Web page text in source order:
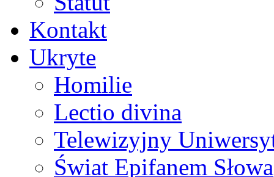
Kontakt
Ukryte
Homilie
Lectio divina
Telewizyjny
Świat Epifanem Słowa